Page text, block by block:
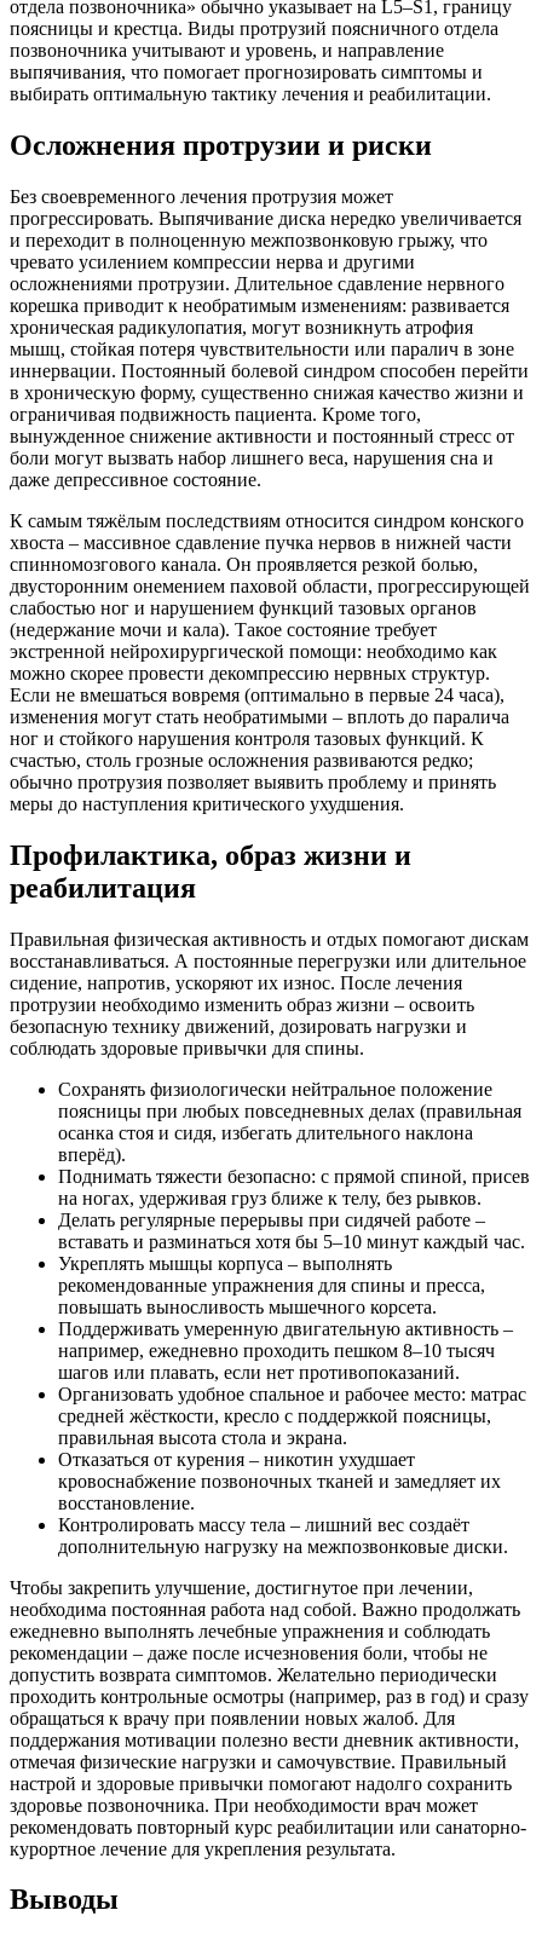
отдела позвоночника» обычно указывает на L5–S1, границу
поясницы и крестца. Виды протрузий поясничного отдела
позвоночника учитывают и уровень, и направление
выпячивания, что помогает прогнозировать симптомы и
выбирать оптимальную тактику лечения и реабилитации.
Осложнения протрузии и риски
Без своевременного лечения протрузия может
прогрессировать. Выпячивание диска нередко увеличивается
и переходит в полноценную межпозвонковую грыжу, что
чревато усилением компрессии нерва и другими
осложнениями протрузии. Длительное сдавление нервного
корешка приводит к необратимым изменениям: развивается
хроническая радикулопатия, могут возникнуть атрофия
мышц, стойкая потеря чувствительности или паралич в зоне
иннервации. Постоянный болевой синдром способен перейти
в хроническую форму, существенно снижая качество жизни и
ограничивая подвижность пациента. Кроме того,
вынужденное снижение активности и постоянный стресс от
боли могут вызвать набор лишнего веса, нарушения сна и
даже депрессивное состояние.
К самым тяжёлым последствиям относится синдром конского
хвоста – массивное сдавление пучка нервов в нижней части
спинномозгового канала. Он проявляется резкой болью,
двусторонним онемением паховой области, прогрессирующей
слабостью ног и нарушением функций тазовых органов
(недержание мочи и кала). Такое состояние требует
экстренной нейрохирургической помощи: необходимо как
можно скорее провести декомпрессию нервных структур.
Если не вмешаться вовремя (оптимально в первые 24 часа),
изменения могут стать необратимыми – вплоть до паралича
ног и стойкого нарушения контроля тазовых функций. К
счастью, столь грозные осложнения развиваются редко;
обычно протрузия позволяет выявить проблему и принять
меры до наступления критического ухудшения.
Профилактика, образ жизни и
реабилитация
Правильная физическая активность и отдых помогают дискам
восстанавливаться. А постоянные перегрузки или длительное
сидение, напротив, ускоряют их износ. После лечения
протрузии необходимо изменить образ жизни – освоить
безопасную технику движений, дозировать нагрузки и
соблюдать здоровые привычки для спины.
Сохранять физиологически нейтральное положение
поясницы при любых повседневных делах (правильная
осанка стоя и сидя, избегать длительного наклона
вперёд).
Поднимать тяжести безопасно: с прямой спиной, присев
на ногах, удерживая груз ближе к телу, без рывков.
Делать регулярные перерывы при сидячей работе –
вставать и разминаться хотя бы 5–10 минут каждый час.
Укреплять мышцы корпуса – выполнять
рекомендованные упражнения для спины и пресса,
повышать выносливость мышечного корсета.
Поддерживать умеренную двигательную активность –
например, ежедневно проходить пешком 8–10 тысяч
шагов или плавать, если нет противопоказаний.
Организовать удобное спальное и рабочее место: матрас
средней жёсткости, кресло с поддержкой поясницы,
правильная высота стола и экрана.
Отказаться от курения – никотин ухудшает
кровоснабжение позвоночных тканей и замедляет их
восстановление.
Контролировать массу тела – лишний вес создаёт
дополнительную нагрузку на межпозвонковые диски.
Чтобы закрепить улучшение, достигнутое при лечении,
необходима постоянная работа над собой. Важно продолжать
ежедневно выполнять лечебные упражнения и соблюдать
рекомендации – даже после исчезновения боли, чтобы не
допустить возврата симптомов. Желательно периодически
проходить контрольные осмотры (например, раз в год) и сразу
обращаться к врачу при появлении новых жалоб. Для
поддержания мотивации полезно вести дневник активности,
отмечая физические нагрузки и самочувствие. Правильный
настрой и здоровые привычки помогают надолго сохранить
здоровье позвоночника. При необходимости врач может
рекомендовать повторный курс реабилитации или санаторно-
курортное лечение для укрепления результата.
Выводы